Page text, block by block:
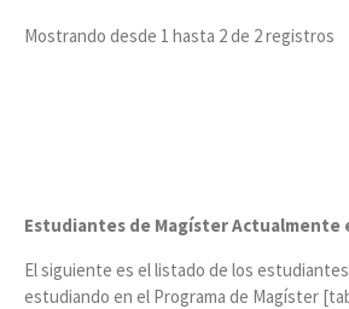
Mostrando desde 1 hasta 2 de 2 registros
Estudiantes de Magíster Actualmente
El siguiente es el listado de los
estudiando en el Programa de Magíster